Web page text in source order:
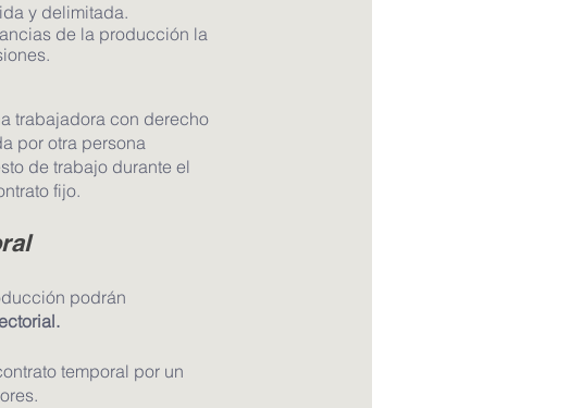
y delimitada.
de la producción la
trabajadora con derecho
por otra persona
de trabajo durante el
fijo.
podrán
temporal por un